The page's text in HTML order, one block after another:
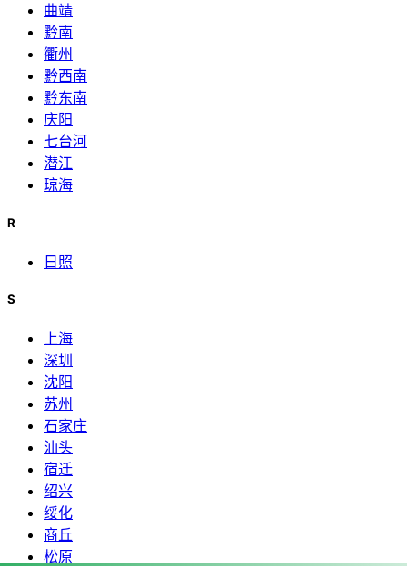
曲靖
黔南
衢州
黔西南
黔东南
庆阳
七台河
潜江
琼海
R
日照
S
上海
深圳
沈阳
苏州
石家庄
汕头
宿迁
绍兴
绥化
商丘
松原